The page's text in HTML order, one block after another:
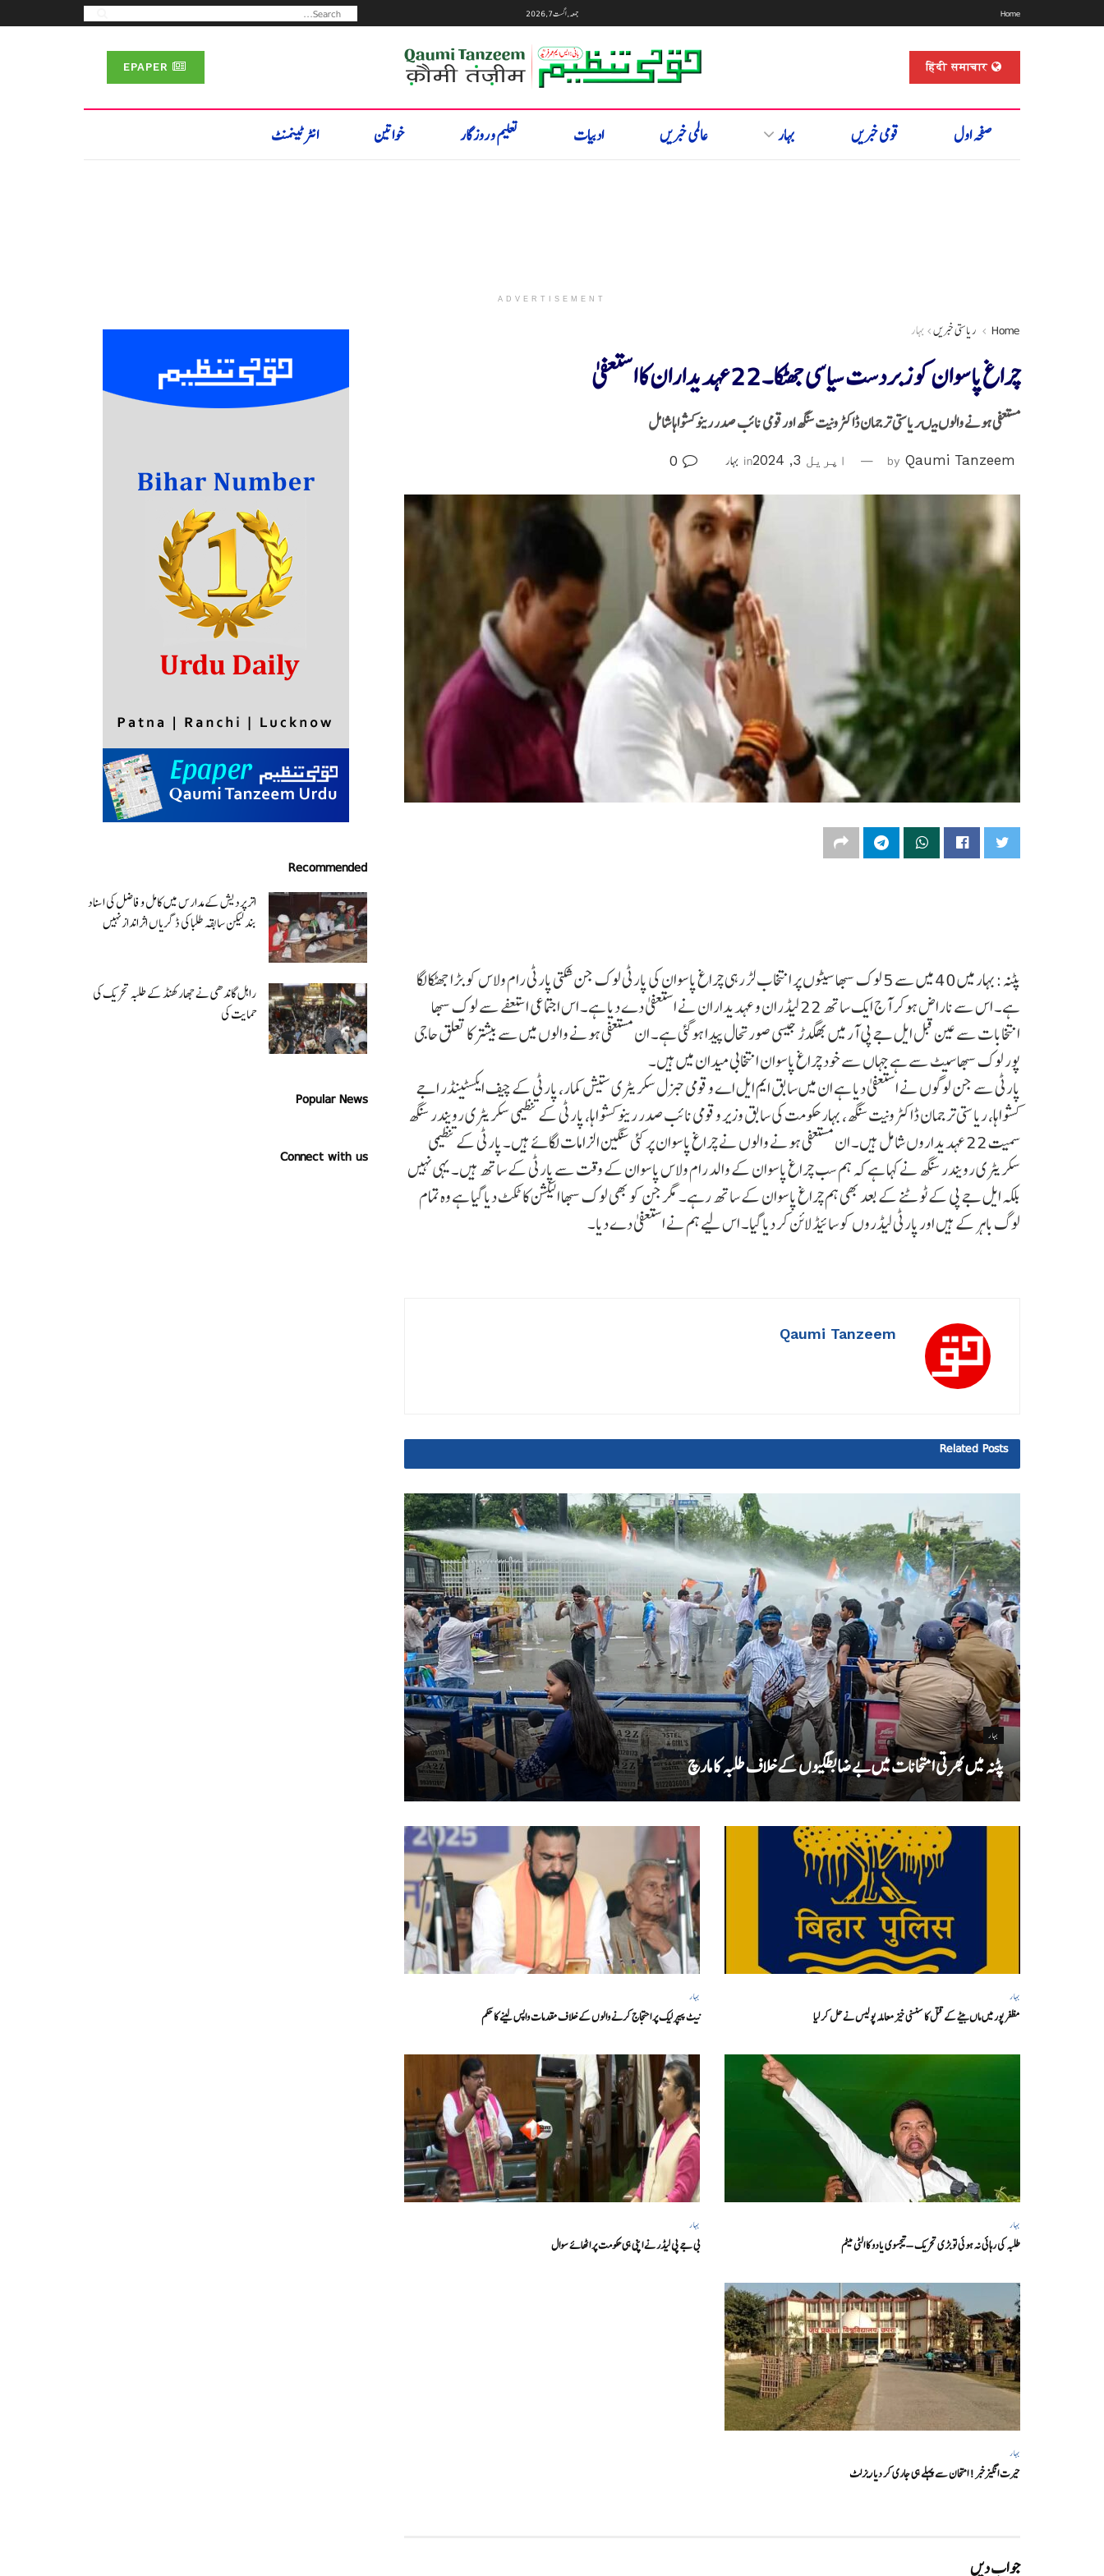
Home جمعہ, اگست 7, 2026
हिंदी समाचार
صفحہ اول قومی خبریں بہار عالمی خبریں ادبیات تعلیم و روزگار خواتین انٹرٹینمنٹ
ADVERTISEMENT
Home ریاستی خبریں بہار
چراغ پاسوان کو زبردست سیاسی جھٹکا ۔22 عہدیداران کا استعفیٰ
مستعفی ہونے والوں میںریاستی ترجمان ڈاکٹر ونیت سنگھ اورقومی نائب صدر رینو کشواہا شامل
by Qaumi Tanzeem اپریل 3, 2024 in بہار
پٹنہ:بہار میں 40 میں سے 5 لوک سبھا سیٹوں پر انتخاب لڑ رہی چراغ پاسوان کی پارٹی لوک جن شکتی پارٹی رام ولاس کو بڑا جھٹکا لگا
ہے۔ اس سے ناراض ہوکر آج ایک ساتھ 22 لیڈران و عہدیداران نے استعفیٰ دے دیا ہے۔ اس اجتماعی استعفے سے لوک سبھا
انتخابات سے عین قبل ایل جے پی آر میں بھگدڑ جیسی صورتحال پیدا ہوگئی ہے۔ ان مستعفی ہونے والوں میں سے بیشتر کا تعلق حاجی
پور لوک سبھا سیٹ سے ہے جہاں سے خود چراغ پاسوان انتخابی میدان میں ہیں۔
پارٹی سے جن لوگوں نے استعفیٰ دیا ہے ان میں سابق ایم ایل اے و قومی جنرل سکریٹری ستیش کمار، پارٹی کے چیف ایکسٹینڈر اجے
کشواہا، ریاستی ترجمان ڈاکٹر ونیت سنگھ، بہار حکومت کی سابق وزیر و قومی نائب صدر رینو کشواہا، پارٹی کے تنظیمی سکریٹری رویندر سنگھ
سمیت 22 عہدیداروں شامل ہیں۔ ان مستعفی ہونے والوں نے چراغ پاسوان پر کئی سنگین الزامات لگائے ہیں۔ پارٹی کے تنظیمی
سکریٹری رویندر سنگھ نے کہا ہے کہ ہم سب چراغ پاسوان کے والد رام ولاس پاسوان کے وقت سے پارٹی کے ساتھ ہیں۔ یہی نہیں
بلکہ ایل جے پی کے ٹوٹنے کے بعد بھی ہم چراغ پاسوان کے ساتھ رہے۔ مگرجن کو بھی لوک سبھا الیکشن کا ٹکٹ دیا گیا ہے وہ تمام
لوگ باہر کے ہیں اور پارٹی لیڈروں کو سائیڈ لائن کر دیا گیا۔ اس لیے ہم نے استعفیٰ دے دیا۔
Qaumi Tanzeem
Related Posts
بہار
پٹنہ میں بھرتی امتحانات میں بے ضابطگیوں کے خلاف طلبہ کا مارچ
بہار
مظفر پور میں ماں بیٹے کے قتل کا سنسنی خیز معاملہ پولیس نے حل کر لیا
بہار
نیٹ پیپر لیک پر احتجاج کرنے والوں کے خلاف مقدمات واپس لینے کا حکم
بہار
طلبہ کی رہائی نہ ہوئی تو بڑی تحریک – تیجسوی یادو کا الٹی میٹم
بہار
بی جے پی لیڈر نے اپنی ہی حکومت پر اٹھائے سوال
بہار
حیرت انگیزخبر ! امتحان سے پہلے ہی جاری کر دیا ریزلٹ
جواب دیں
Recommended
اتر پردیش کےمدارس میں کامل و فاضل کی اسناد
بند لیکن سابقہ طلبا کی ڈگریا ں اثرانداز نہیں
راہل گاندھی نے جھارکھنڈ کے طلبہ تحریک کی
حمایت کی
Popular News
Connect with us